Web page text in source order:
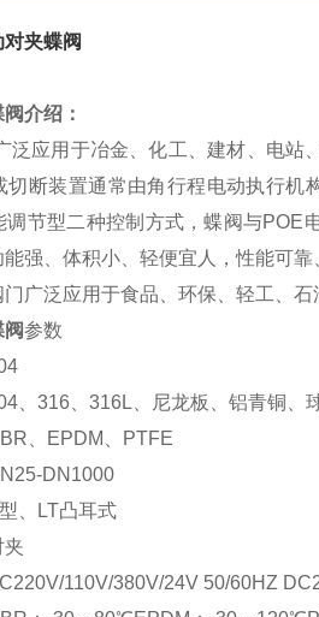
夹蝶阀
介绍：
泛应用于冶金、化工、建材、电站
切断装置通常由角行程电动执行机
调节型二种控制方式，蝶阀与
强、体积小、轻便宜人，性能可
广泛应用于食品、环保、轻工、
参数
、316、316L、尼龙板、铝青铜、
、EPDM、PTFE
DN1000
、LT凸耳式
夹
110V/380V/24V 50/60HZ